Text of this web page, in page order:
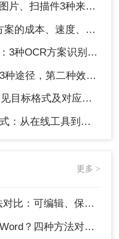
3种来源分别怎么处理！
、速度、精度对比！
方案识别率实测！
，第二种效率最高！
式及对应操作方法！
具到桌面软件全梳理！
更多 >
辑、保格式、避风险！
与实操指南（附详细表格）!